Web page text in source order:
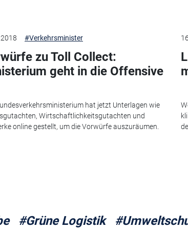
#Verkehrsminister
zu Toll Collect:
geht in die Offensive
hat jetzt Unterlagen wie
Wirtschaftlichkeitsgutachten und
online gestellt, um die Vorwürfe auszuräumen.
#Grüne Logistik